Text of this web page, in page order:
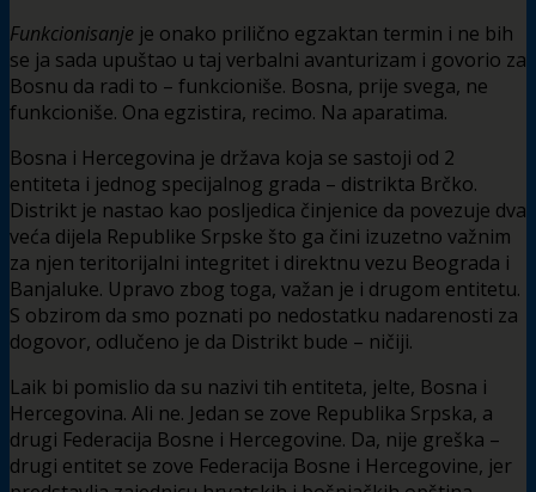
Funkcionisanje je onako prilično egzaktan termin i ne bih
se ja sada upuštao u taj verbalni avanturizam i govorio za
Bosnu da radi to – funkcioniše. Bosna, prije svega, ne
funkcioniše. Ona egzistira, recimo. Na aparatima.
Bosna i Hercegovina je država koja se sastoji od 2
entiteta i jednog specijalnog grada – distrikta Brčko.
Distrikt je nastao kao posljedica činjenice da povezuje dva
veća dijela Republike Srpske što ga čini izuzetno važnim
za njen teritorijalni integritet i direktnu vezu Beograda i
Banjaluke. Upravo zbog toga, važan je i drugom entitetu.
S obzirom da smo poznati po nedostatku nadarenosti za
dogovor, odlučeno je da Distrikt bude – ničiji.
Laik bi pomislio da su nazivi tih entiteta, jelte, Bosna i
Hercegovina. Ali ne. Jedan se zove Republika Srpska, a
drugi Federacija Bosne i Hercegovine. Da, nije greška –
drugi entitet se zove Federacija Bosne i Hercegovine, jer